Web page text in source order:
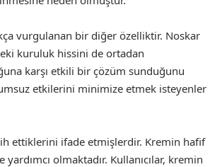
vurgulanan bir diğer özelliktir. Noskar
kuruluk hissini de ortadan
karşı etkili bir çözüm sunduğunu
etkilerini minimize etmek isteyenler
ettiklerini ifade etmişlerdir. Kremin hafif
olmaktadır. Kullanıcılar, kremin